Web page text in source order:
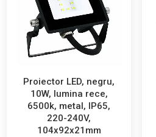
Proiector LED, negru,
10W, lumina rece,
6500k, metal, IP65,
220-240V,
104x92x21mm